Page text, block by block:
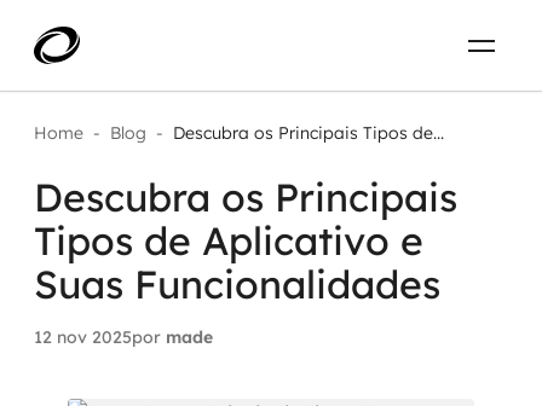
O que resolvemos
Aplicar IA com impacto real
Projetos
PT-BR
ENTRE EM CONTATO
Home - Blog - Descubra os Principais Tipos de...
Descubra os Principais
Tipos de Aplicativo e
Suas Funcionalidades
12 nov 2025por made